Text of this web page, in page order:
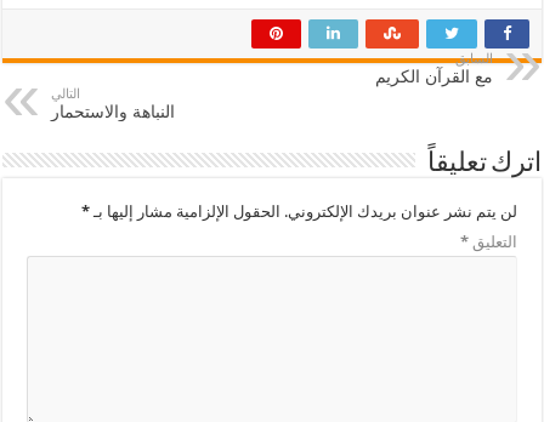
السابق
مع القرآن الكريم
التالي
النباهة والاستحمار
اترك تعليقاً
لن يتم نشر عنوان بريدك الإلكتروني. الحقول الإلزامية مشار إليها بـ*
التعليق*